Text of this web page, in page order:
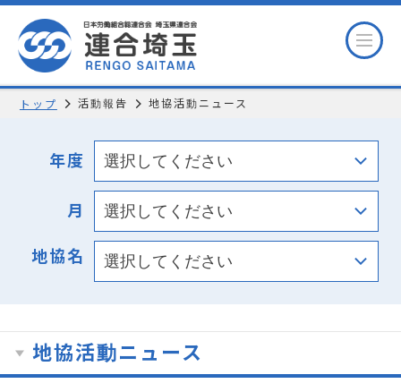
トップ 活動報告 地協活動ニュース
年度
月
地協名
地協活動ニュース